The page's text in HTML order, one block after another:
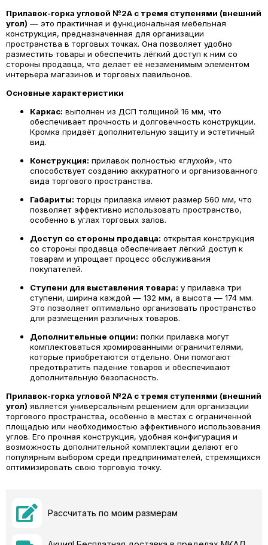
Прилавок-горка угловой №2А с тремя ступенями (внешний
угол) — это практичная и функциональная мебельная
конструкция, предназначенная для организации
пространства в торговых точках. Она позволяет удобно
разместить товары и обеспечить лёгкий доступ к ним со
стороны продавца, что делает её незаменимым элементом
интерьера магазинов и торговых павильонов.
Основные характеристики
Каркас: выполнен из ДСП толщиной 16 мм, что
обеспечивает прочность и долговечность конструкции.
Кромка придаёт дополнительную защиту и эстетичный
вид.
Конструкция: прилавок полностью «глухой», что
способствует созданию аккуратного и организованного
вида торгового пространства.
Габариты: торцы прилавка имеют размер 560 мм, что
позволяет эффективно использовать пространство,
особенно в углах торговых залов.
Доступ со стороны продавца: открытая конструкция
со стороны продавца обеспечивает лёгкий доступ к
товарам и упрощает процесс обслуживания
покупателей.
Ступени для выставления товара: у прилавка три
ступени, ширина каждой — 132 мм, а высота — 174 мм.
Это позволяет оптимально организовать пространство
для размещения различных товаров.
Дополнительные опции: полки прилавка могут
комплектоваться хромированными ограничителями,
которые приобретаются отдельно. Они помогают
предотвратить падение товаров и обеспечивают
дополнительную безопасность.
Прилавок-горка угловой №2А с тремя ступенями (внешний
угол) является универсальным решением для организации
торгового пространства, особенно в местах с ограниченной
площадью или необходимостью эффективного использования
углов. Его прочная конструкция, удобная конфигурация и
возможность дополнительной комплектации делают его
популярным выбором среди предпринимателей, стремящихся
оптимизировать свою торговую точку.
Рассчитать по моим размерам